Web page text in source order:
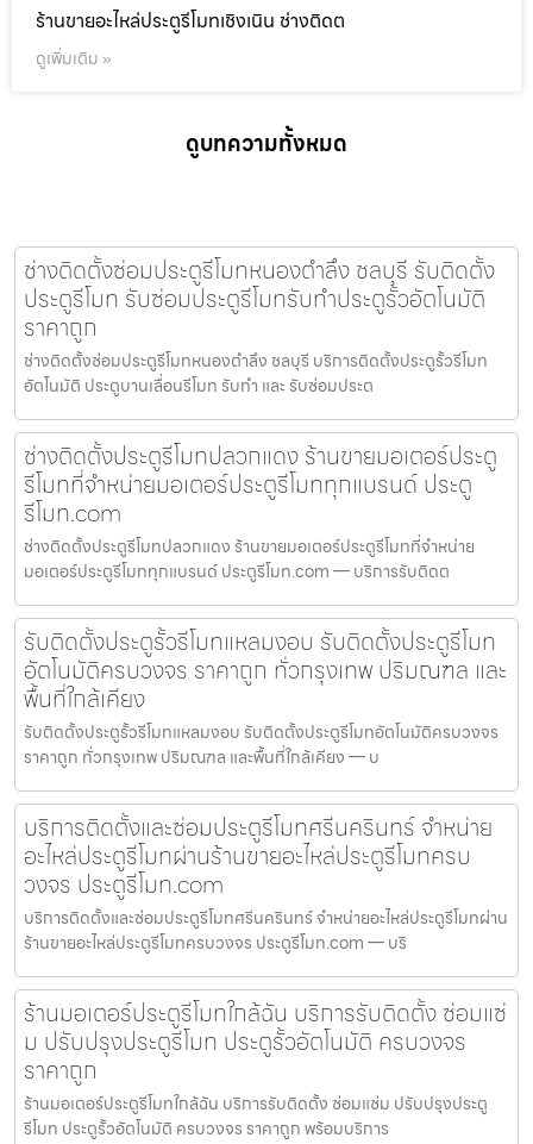
ร้านขายอะไหล่ประตูรีโมทเชิงเนิน ช่างติดต
ดูเพิ่มเติม »
ดูบทความทั้งหมด
ช่างติดตั้งซ่อมประตูรีโมทหนองตำลึง ชลบุรี รับติดตั้ง
ประตูรีโมท รับซ่อมประตูรีโมทรับทำประตูรั้วอัตโนมัติ
ราคาถูก
ช่างติดตั้งซ่อมประตูรีโมทหนองตำลึง ชลบุรี บริการติดตั้งประตูรั้วรีโมท
อัตโนมัติ ประตูบานเลื่อนรีโมท รับทำ และ รับซ่อมประต
ช่างติดตั้งประตูรีโมทปลวกแดง ร้านขายมอเตอร์ประตู
รีโมทที่จำหน่ายมอเตอร์ประตูรีโมททุกแบรนด์ ประตู
รีโมท.com
ช่างติดตั้งประตูรีโมทปลวกแดง ร้านขายมอเตอร์ประตูรีโมทที่จำหน่าย
มอเตอร์ประตูรีโมททุกแบรนด์ ประตูรีโมท.com — บริการรับติดต
รับติดตั้งประตูรั้วรีโมทแหลมงอบ รับติดตั้งประตูรีโมท
อัตโนมัติครบวงจร ราคาถูก ทั่วกรุงเทพ ปริมณฑล และ
พื้นที่ใกล้เคียง
รับติดตั้งประตูรั้วรีโมทแหลมงอบ รับติดตั้งประตูรีโมทอัตโนมัติครบวงจร
ราคาถูก ทั่วกรุงเทพ ปริมณฑล และพื้นที่ใกล้เคียง — บ
บริการติดตั้งและซ่อมประตูรีโมทศรีนครินทร์ จำหน่าย
อะไหล่ประตูรีโมทผ่านร้านขายอะไหล่ประตูรีโมทครบ
วงจร ประตูรีโมท.com
บริการติดตั้งและซ่อมประตูรีโมทศรีนครินทร์ จำหน่ายอะไหล่ประตูรีโมทผ่าน
ร้านขายอะไหล่ประตูรีโมทครบวงจร ประตูรีโมท.com — บริ
ร้านมอเตอร์ประตูรีโมทใกล้ฉัน บริการรับติดตั้ง ซ่อมแซ่
ม ปรับปรุงประตูรีโมท ประตูรั้วอัตโนมัติ ครบวงจร
ราคาถูก
ร้านมอเตอร์ประตูรีโมทใกล้ฉัน บริการรับติดตั้ง ซ่อมแซ่ม ปรับปรุงประตู
รีโมท ประตูรั้วอัตโนมัติ ครบวงจร ราคาถูก พร้อมบริการ